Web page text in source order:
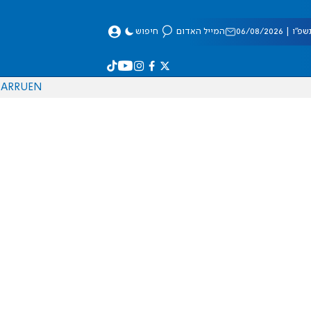
08/2026 המייל האדום חיפוש
EN
RU
AR